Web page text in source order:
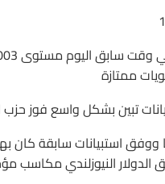
ممتازة
تبين بشكل واسع فوز
ووفق استبيانات سابقة كان